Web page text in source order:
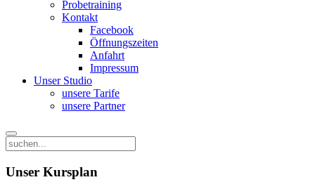
Probetraining
Kontakt
Facebook
Öffnungszeiten
Anfahrt
Impressum
Unser Studio
unsere Tarife
unsere Partner
Unser Kursplan